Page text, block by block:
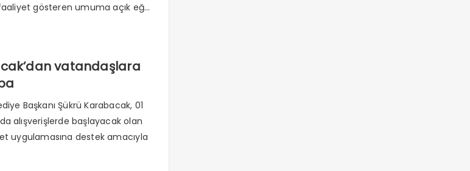
gösteren umuma açık eğ...
vatandaşlara
Başkanı Şükrü Karabacak, 01
alışverişlerde başlayacak olan
uygulamasına destek amacıyla